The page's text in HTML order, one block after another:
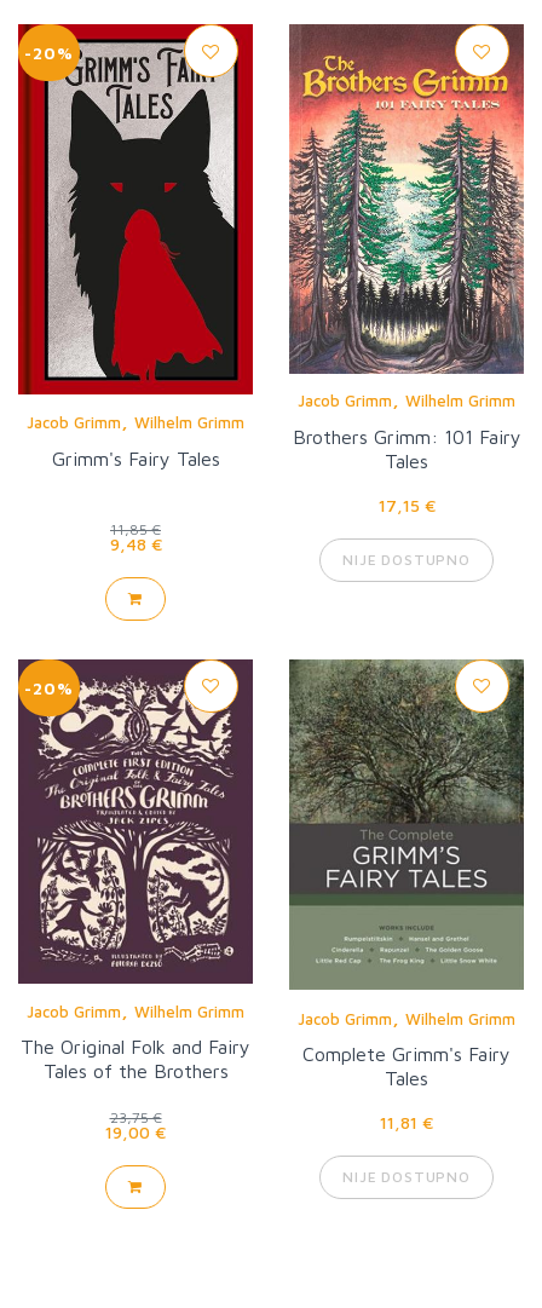
-20%
Jacob Grimm, Wilhelm Grimm
Grimm's Fairy Tales
11,85 €
9,48 €
Jacob Grimm, Wilhelm Grimm
Brothers Grimm: 101 Fairy
Tales
17,15 €
NIJE DOSTUPNO
-20%
Jacob Grimm Wilhelm Grimm
The Original Folk and Fairy
Tales of the Brothers
23,75 €
19,00 €
Jacob Grimm Wilhelm Grimm
Complete Grimm's Fairy
Tales
11,81 €
NIJE DOSTUPNO